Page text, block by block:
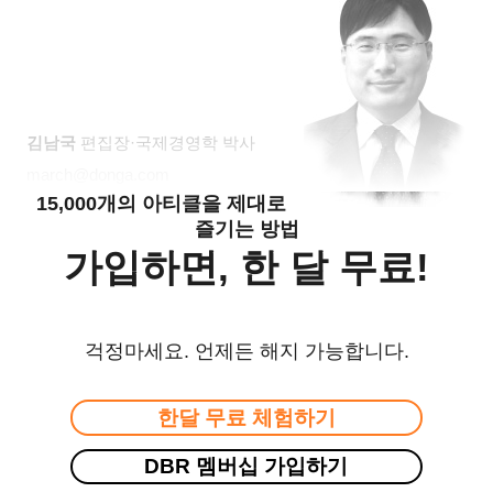
김남국 편집장·국제경영학 박사
15,000개의 아티클을 제대로
즐기는 방법
가입하면, 한 달 무료!
걱정마세요. 언제든 해지 가능합니다.
한달 무료 체험하기
DBR 멤버십 가입하기